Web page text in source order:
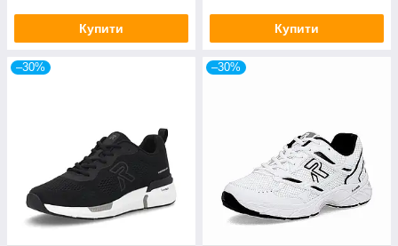
Купити Купити
–30% –30%